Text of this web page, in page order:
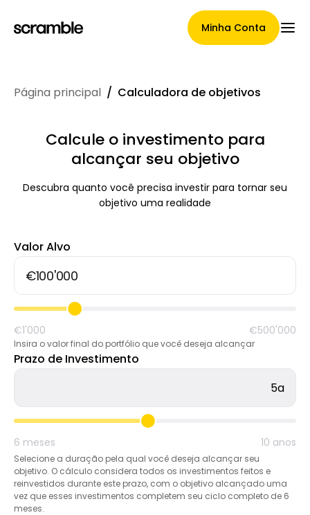
Minha Conta
Termos de cessão de
reclamações
Galeria de Marcas
Histórico de Rondas
Página principal / Calculadora de objetivos
Calcule o investimento para
alcançar seu objetivo
Descubra quanto você precisa investir para tornar seu
objetivo uma realidade
Valor Alvo
€1'000 €500'000
Insira o valor final do portfólio que você deseja alcançar
Prazo de Investimento
5a
6 meses 10 anos
Selecione a duração pela qual você deseja alcançar seu
objetivo. O cálculo considera todos os investimentos feitos e
reinvestidos durante este prazo, com o objetivo alcançado uma
vez que esses investimentos completem seu ciclo completo de 6
meses.